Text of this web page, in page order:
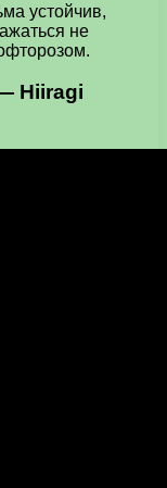
устойчив,
не
Hiiragi